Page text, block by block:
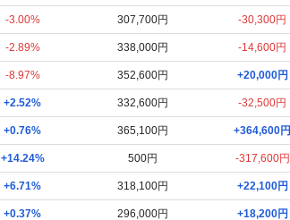
-3.00% 307,700円 -30,300円
-2.89% 338,000円 -14,600円
-8.97% 352,600円 +20,000円
+2.52% 332,600円 -32,500円
+0.76% 365,100円 +364,600円
+14.24% 500円 -317,600円
+6.71% 318,100円 +22,100円
+0.37% 296,000円 +18,200円